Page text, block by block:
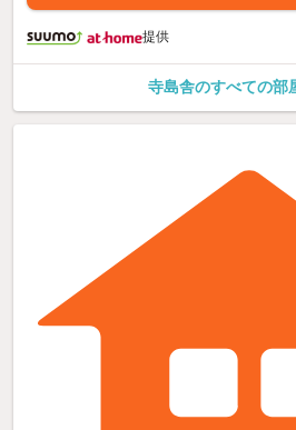
提供
寺島舎のすべての部